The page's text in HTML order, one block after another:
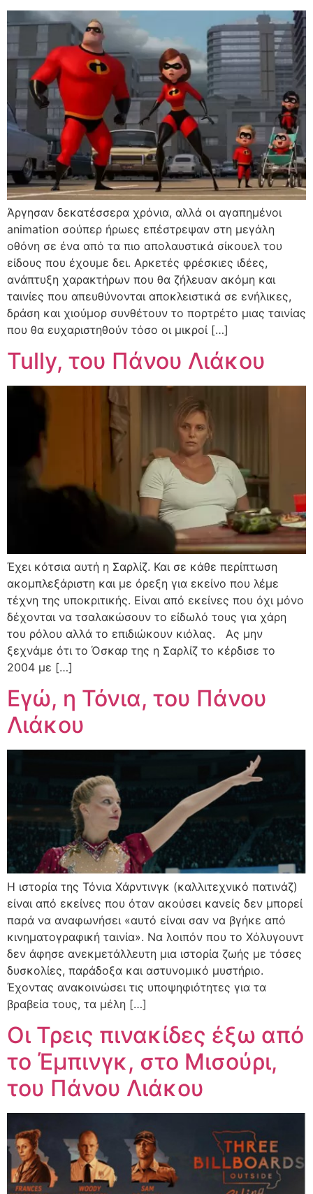
Άργησαν δεκατέσσερα χρόνια, αλλά οι αγαπημένοι
animation σούπερ ήρωες επέστρεψαν στη μεγάλη
οθόνη σε ένα από τα πιο απολαυστικά σίκουελ του
είδους που έχουμε δει. Αρκετές φρέσκιες ιδέες,
ανάπτυξη χαρακτήρων που θα ζήλευαν ακόμη και
ταινίες που απευθύνονται αποκλειστικά σε ενήλικες,
δράση και χιούμορ συνθέτουν το πορτρέτο μιας ταινίας
που θα ευχαριστηθούν τόσο οι μικροί […]
Tully, του Πάνου Λιάκου
Έχει κότσια αυτή η Σαρλίζ. Και σε κάθε περίπτωση
ακομπλεξάριστη και με όρεξη για εκείνο που λέμε
τέχνη της υποκριτικής. Είναι από εκείνες που όχι μόνο
δέχονται να τσαλακώσουν το είδωλό τους για χάρη
του ρόλου αλλά το επιδιώκουν κιόλας. Ας μην
ξεχνάμε ότι το Όσκαρ της η Σαρλίζ το κέρδισε το
2004 με […]
Εγώ, η Τόνια, του Πάνου
Λιάκου
Η ιστορία της Τόνια Χάρντινγκ (καλλιτεχνικό πατινάζ)
είναι από εκείνες που όταν ακούσει κανείς δεν μπορεί
παρά να αναφωνήσει «αυτό είναι σαν να βγήκε από
κινηματογραφική ταινία». Να λοιπόν που το Χόλυγουντ
δεν άφησε ανεκμετάλλευτη μια ιστορία ζωής με τόσες
δυσκολίες, παράδοξα και αστυνομικό μυστήριο.
Έχοντας ανακοινώσει τις υποψηφιότητες για τα
βραβεία τους, τα μέλη […]
Οι Τρεις πινακίδες έξω από
το Έμπινγκ, στο Μισούρι,
του Πάνου Λιάκου